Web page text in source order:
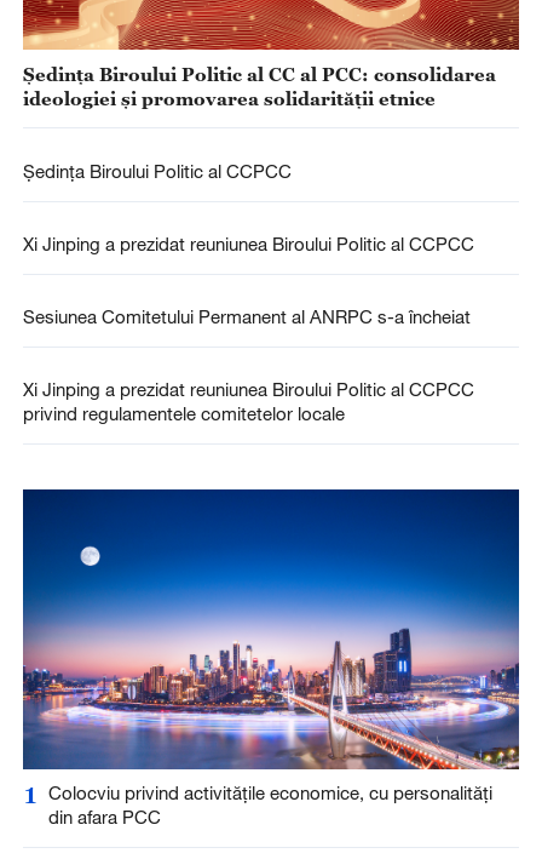
Ședința Biroului Politic al CC al PCC: consolidarea
ideologiei și promovarea solidarității etnice
Şedinţa Biroului Politic al CCPCC
Xi Jinping a prezidat reuniunea Biroului Politic al CCPCC
Sesiunea Comitetului Permanent al ANRPC s-a încheiat
Xi Jinping a prezidat reuniunea Biroului Politic al CCPCC
privind regulamentele comitetelor locale
1
Colocviu privind activitățile economice, cu personalități
din afara PCC